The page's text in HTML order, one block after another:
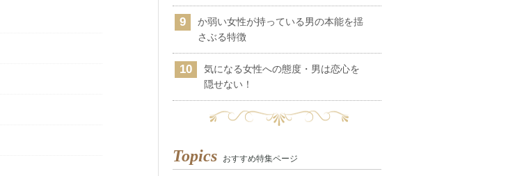
か弱い女性が持っている男の本能を揺
さぶる特徴
気になる女性への態度・男は恋心を
隠せない！
Topics おすすめ特集ページ